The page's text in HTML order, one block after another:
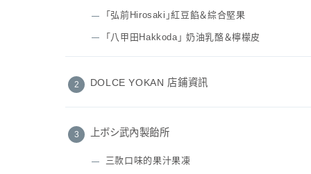
「弘前Hirosaki」紅豆餡＆綜合堅果
「八甲田Hakkoda」 奶油乳酪＆檸檬皮
DOLCE YOKAN 店鋪資訊
上ボシ武內製飴所
三款口味的果汁果凍